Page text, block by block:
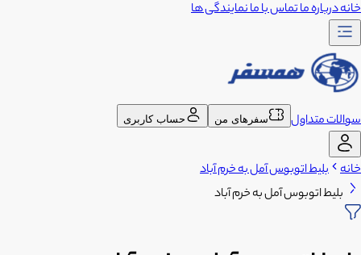
خانهدرباره ماتماس با مانمایندگی ها
سوالات متداول سفرهای من حساب کاربری
خانه بلیط اتوبوس آمل به خرم آباد
بلیط اتوبوس آمل به خرم آباد